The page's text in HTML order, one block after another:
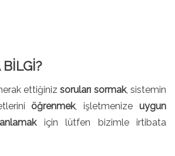
ettiğinizsoruları sormak, sistemin
öğrenmek, işletmenizeuygun
için lütfen bizimle irtibata